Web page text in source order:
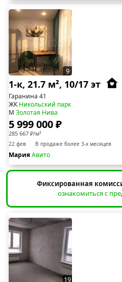
9
1-к, 21.7 м², 10/17 эт
Гаранина 41
ЖКНикольский парк
М Золотая Нива
5 999 000 ₽
285 667 ₽/м²
22 фев В продаже более 3-х месяцев
МарияАвито
Фиксированная
ознакомиться с
19